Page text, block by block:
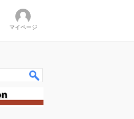
マイページ